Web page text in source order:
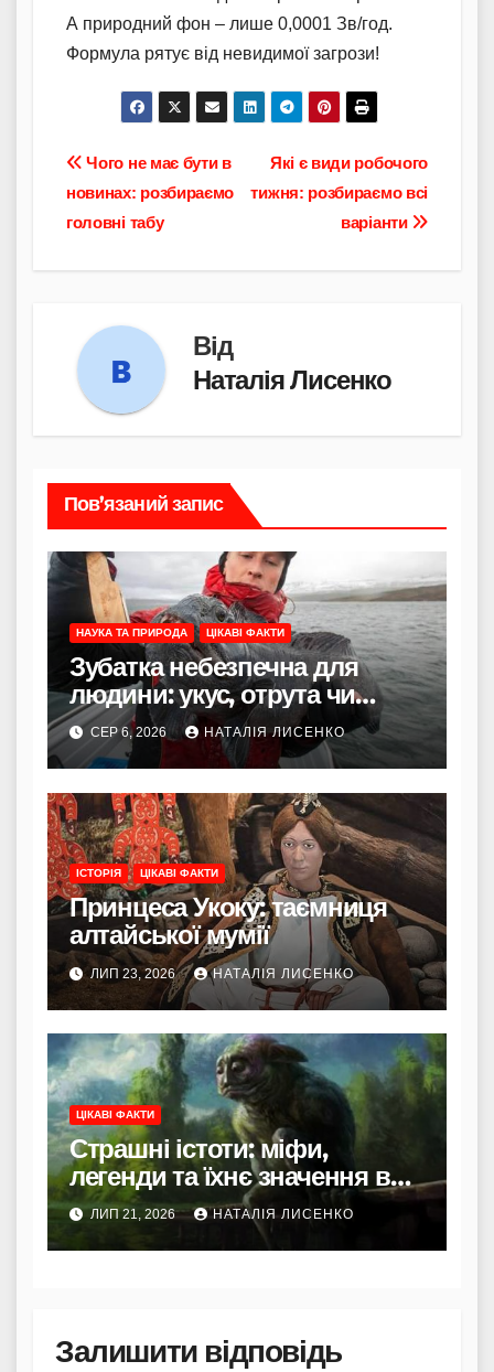
А природний фон – лише 0,0001 Зв/год.
Формула рятує від невидимої загрози!
Навігація
записів
Які є види робочого
тижня: розбираємо всі
варіанти
Чого не має бути в
новинах: розбираємо
головні табу
Від
Наталія Лисенко
Пов’язаний запис
НАУКА ТА ПРИРОДА ЦІКАВІ ФАКТИ
Зубатка небезпечна для
людини: укус, отрута чи
лише зовнішність
СЕР 6, 2026 НАТАЛІЯ ЛИСЕНКО
ІСТОРІЯ ЦІКАВІ ФАКТИ
Принцеса Укоку: таємниця
алтайської мумії
ЛИП 23, 2026 НАТАЛІЯ ЛИСЕНКО
ЦІКАВІ ФАКТИ
Страшні істоти: міфи,
легенди та їхнє значення в
культурі
ЛИП 21, 2026 НАТАЛІЯ ЛИСЕНКО
Залишити відповідь